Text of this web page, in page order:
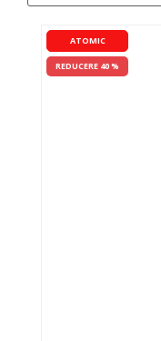
ATOMIC
REDUCERE 40 %